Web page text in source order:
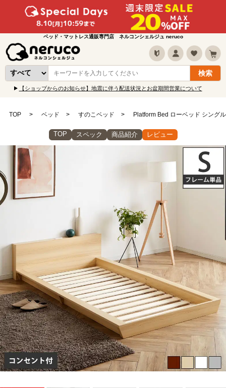
ベッド・マットレス通販専門店 ネルコンシェルジュ neruco
【ショップからのお知らせ】地震に伴う配送状況とお盆期間営業について
TOP ベッド すのこベッド Platform Bed ローベッド シング
TOP スペック 商品紹介 レビュー